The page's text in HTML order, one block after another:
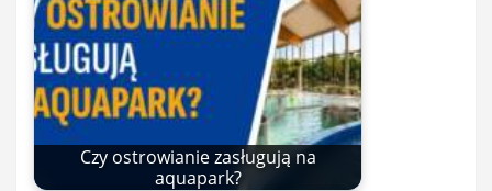
Czy ostrowianie zasługują na
aquapark?